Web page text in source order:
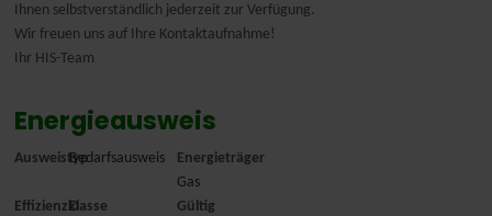
Ihnen selbstverständlich jederzeit zur Verfügung.
Wir freuen uns auf Ihre Kontaktaufnahme!
Ihr HIS-Team
Energieausweis
AusweistypBedarfsausweis
Energieträger
Gas
Effizienzklasse
D
Gültig